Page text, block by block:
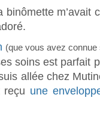
binômette m’avait
(que vous avez connue
soins est parfait
allée chez
reçu une